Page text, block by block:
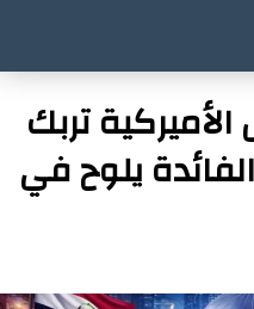
تربك
يلوح في